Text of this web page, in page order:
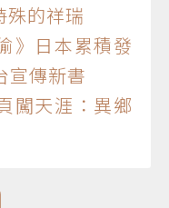
殊的祥瑞
》日本累積發
宣傳新書
闖天涯：異鄉